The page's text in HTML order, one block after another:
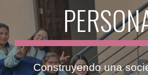
Construyendo una